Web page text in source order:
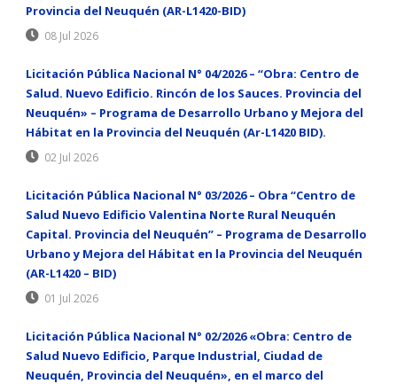
Provincia del Neuquén (AR-L1420-BID)
08 Jul 2026
Licitación Pública Nacional N° 04/2026 – “Obra: Centro de
Salud. Nuevo Edificio. Rincón de los Sauces. Provincia del
Neuquén» – Programa de Desarrollo Urbano y Mejora del
Hábitat en la Provincia del Neuquén (Ar-L1420 BID).
02 Jul 2026
Licitación Pública Nacional N° 03/2026 – Obra “Centro de
Salud Nuevo Edificio Valentina Norte Rural Neuquén
Capital. Provincia del Neuquén” – Programa de Desarrollo
Urbano y Mejora del Hábitat en la Provincia del Neuquén
(AR-L1420 – BID)
01 Jul 2026
Licitación Pública Nacional N° 02/2026 «Obra: Centro de
Salud Nuevo Edificio, Parque Industrial, Ciudad de
Neuquén, Provincia del Neuquén», en el marco del